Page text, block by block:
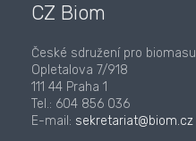
CZ Biom
České sdružení pro biomasu
Opletalova 7/918
111 44 Praha 1
Tel.: 604 856 036
E-mail: sekretariat@biom.cz